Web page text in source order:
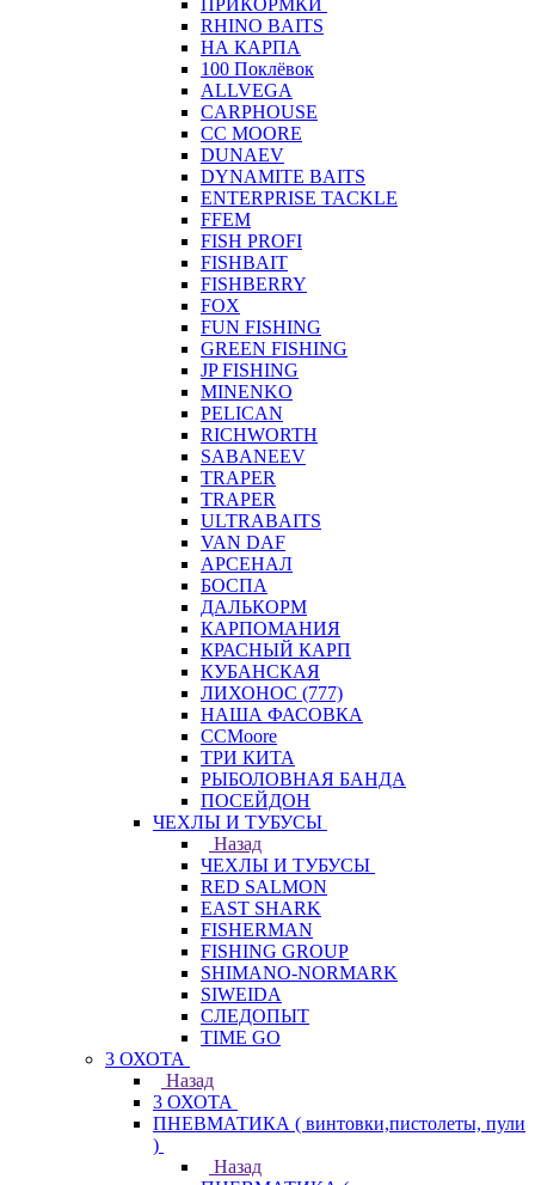
ПРИКОРМКИ
RHINO BAITS
НА КАРПА
100 Поклёвок
ALLVEGA
CARPHOUSE
CC MOORE
DUNAEV
DYNAMITE BAITS
ENTERPRISE TACKLE
FFEM
FISH PROFI
FISHBAIT
FISHBERRY
FOX
FUN FISHING
GREEN FISHING
JP FISHING
MINENKO
PELICAN
RICHWORTH
SABANEEV
TRAPER
TRAPER
ULTRABAITS
VAN DAF
АРСЕНАЛ
БОСПА
ДАЛЬКОРМ
КАРПОМАНИЯ
КРАСНЫЙ КАРП
КУБАНСКАЯ
ЛИХОНОС (777)
НАША ФАСОВКА
СCMoore
ТРИ КИТА
РЫБОЛОВНАЯ БАНДА
ПОСЕЙДОН
ЧЕХЛЫ И ТУБУСЫ
Назад
ЧЕХЛЫ И ТУБУСЫ
RED SALMON
EAST SHARK
FISHERMAN
FISHING GROUP
SHIMANO-NORMARK
SIWEIDA
СЛЕДОПЫТ
TIME GO
3 ОХОТА
Назад
3 ОХОТА
ПНЕВМАТИКА ( винтовки,пистолеты, пули
)
Назад